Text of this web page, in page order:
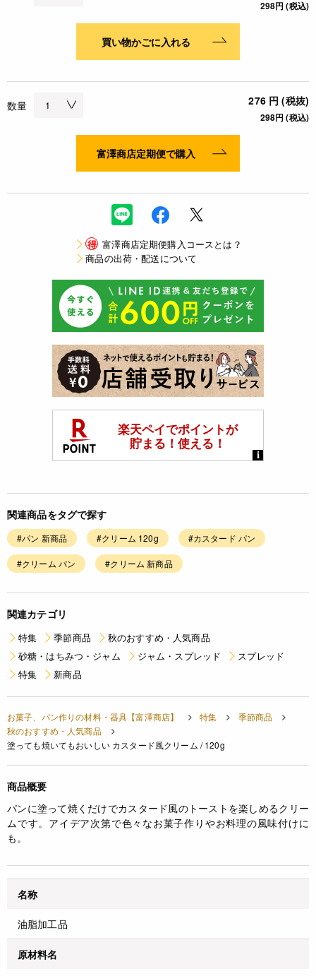
298円 (税込)
買い物かごに入れる
数量 276 円 (税抜)
298円 (税込)
富澤商店定期便で購入
得 富澤商店定期便購入コースとは？
商品の出荷・配送について
関連商品をタグで探す
#パン 新商品 #クリーム 120g #カスタード パン
#クリーム パン #クリーム 新商品
関連カテゴリ
特集 季節商品
秋のおすすめ・人気商品
砂糖・はちみつ・ジャム
ジャム・スプレッド
スプレッド
特集
新商品
お菓子、パン作りの材料・器具【富澤商店】 特集
季節商品
秋のおすすめ・人気商品
塗っても焼いてもおいしい カスタード風クリーム / 120g
商品概要
パンに塗って焼くだけでカスタード風のトーストを楽しめるクリー
ムです。アイデア次第で色々なお菓子作りやお料理の風味付けに
も。
名称
油脂加工品
原材料名